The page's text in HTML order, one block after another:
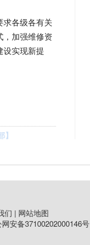
求各级各有关
，加强维修资
设实现新提
】
们 | 网站地图
安备37100202000146号